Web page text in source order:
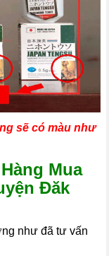
sẽ có màu như
Mua
Đăk
như đã tư vấn